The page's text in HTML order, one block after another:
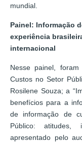
mundial.
Painel: Informação
experiência
internacional
Nesse painel,
Custos no Setor
Rosilene Souza; a
benefícios para a
de informação de
Público: atitudes,
apresentado pelo